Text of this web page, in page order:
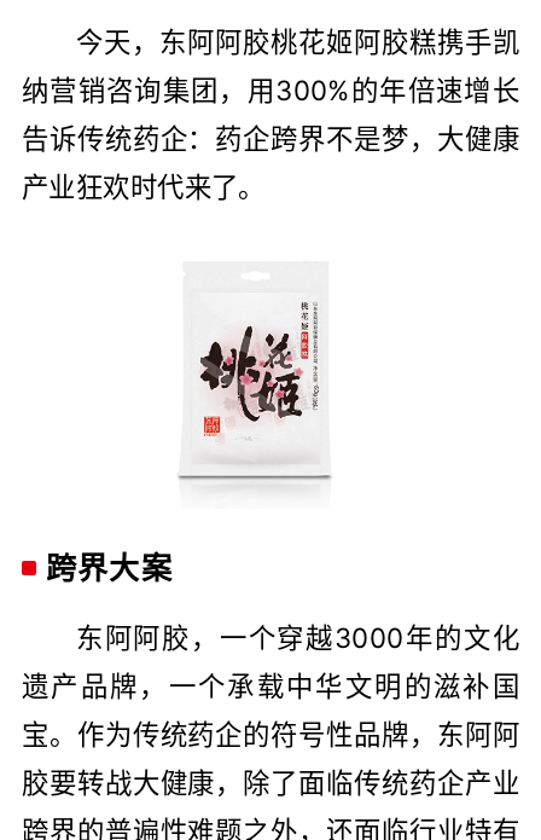
今天，东阿阿胶桃花姬阿胶糕携手凯
纳营销咨询集团，用300%的年倍速增长
告诉传统药企：药企跨界不是梦，大健康
产业狂欢时代来了。
跨界大案
东阿阿胶，一个穿越3000年的文化
遗产品牌，一个承载中华文明的滋补国
宝。作为传统药企的符号性品牌，东阿阿
胶要转战大健康，除了面临传统药企产业
跨界的普遍性难题之外，还面临行业特有